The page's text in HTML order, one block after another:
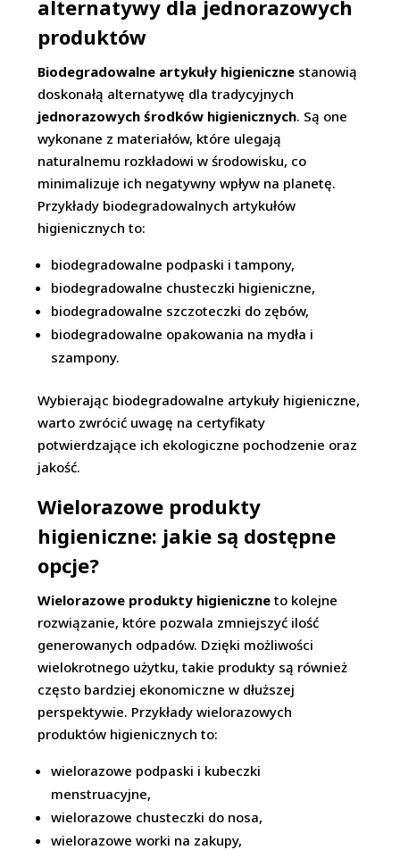
alternatywy dla jednorazowych
produktów
Biodegradowalne artykuły higieniczne stanowią
doskonałą alternatywę dla tradycyjnych
jednorazowych środków higienicznych. Są one
wykonane z materiałów, które ulegają
naturalnemu rozkładowi w środowisku, co
minimalizuje ich negatywny wpływ na planetę.
Przykłady biodegradowalnych artykułów
higienicznych to:
biodegradowalne podpaski i tampony,
biodegradowalne chusteczki higieniczne,
biodegradowalne szczoteczki do zębów,
biodegradowalne opakowania na mydła i
szampony.
Wybierając biodegradowalne artykuły higieniczne,
warto zwrócić uwagę na certyfikaty
potwierdzające ich ekologiczne pochodzenie oraz
jakość.
Wielorazowe produkty
higieniczne: jakie są dostępne
opcje?
Wielorazowe produkty higieniczne to kolejne
rozwiązanie, które pozwala zmniejszyć ilość
generowanych odpadów. Dzięki możliwości
wielokrotnego użytku, takie produkty są również
często bardziej ekonomiczne w dłuższej
perspektywie. Przykłady wielorazowych
produktów higienicznych to:
wielorazowe podpaski i kubeczki
menstruacyjne,
wielorazowe chusteczki do nosa,
wielorazowe worki na zakupy,